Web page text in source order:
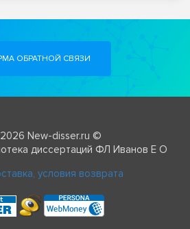
ОБРАТНОЙ СВЯЗИ
New-disser.ru ©
диссертаций ФЛ Иванов Е О
условия возврата